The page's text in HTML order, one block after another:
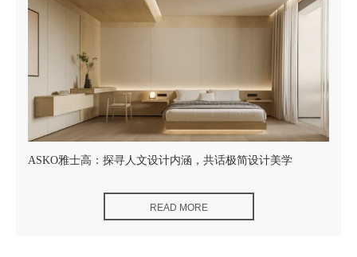
ASKO雅士高：探寻人文设计内涵，共话极简设计美学
READ MORE